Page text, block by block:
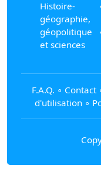
Histoire-
géographie,
géopolitique
et sciences
F.A.Q. ∘ Contact
d'utilisation∘